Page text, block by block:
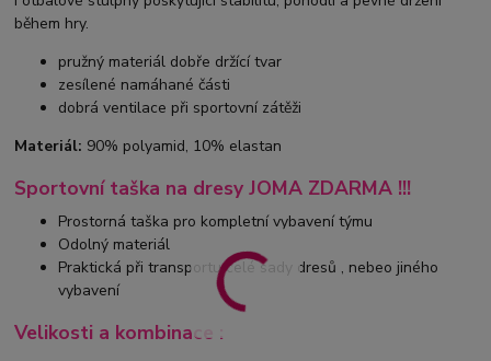
během hry.
pružný materiál dobře držící tvar
zesílené namáhané části
dobrá ventilace při sportovní zátěži
Materiál: 90% polyamid, 10% elastan
Sportovní taška na dresy JOMA ZDARMA !!!
Prostorná taška pro kompletní vybavení týmu
Odolný materiál
Praktická při transportu celé sady dresů , nebeo jiného
vybavení
Velikosti a kombinace :